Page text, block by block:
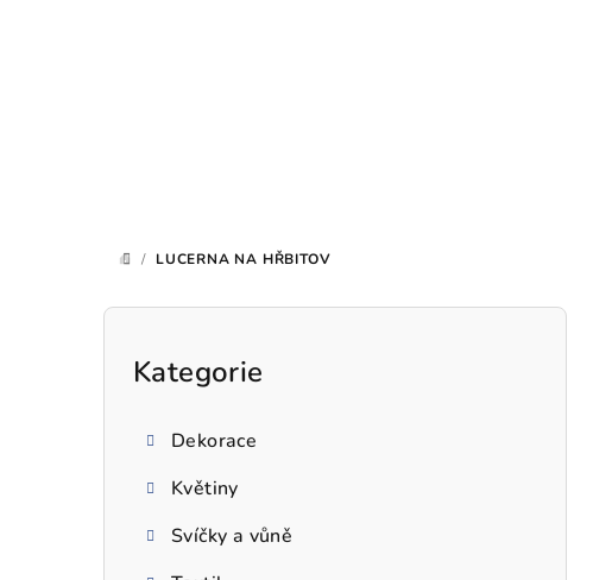
DOMŮ
/ LUCERNA NA HŘBITOV
P
Přeskočit
Kategorie
Dekorace
Květiny
Svíčky a vůně